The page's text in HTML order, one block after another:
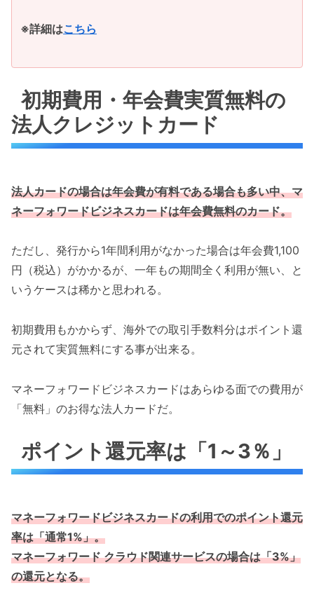
※詳細はこちら
初期費用・年会費実質無料の
法人クレジットカード
法人カードの場合は年会費が有料である場合も多い中、マ
ネーフォワードビジネスカードは年会費無料のカード。
ただし、発行から1年間利用がなかった場合は年会費1,100
円（税込）がかかるが、一年もの期間全く利用が無い、と
いうケースは稀かと思われる。
初期費用もかからず、海外での取引手数料分はポイント還
元されて実質無料にする事が出来る。
マネーフォワードビジネスカードはあらゆる面での費用が
「無料」のお得な法人カードだ。
ポイント還元率は「1～3％」
マネーフォワードビジネスカードの利用でのポイント還元
率は「通常1%」。
マネーフォワード クラウド関連サービスの場合は「3%」
の還元となる。